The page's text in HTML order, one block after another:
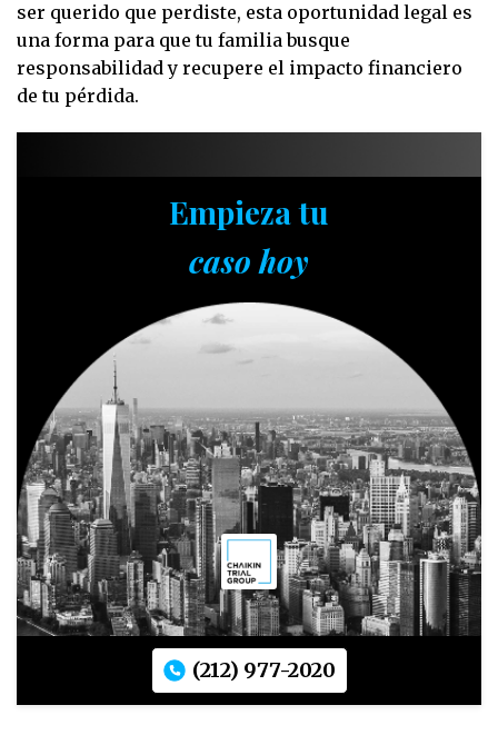
ser querido que perdiste, esta oportunidad legal es
una forma para que tu familia busque
responsabilidad y recupere el impacto financiero
de tu pérdida.
Empieza tu
caso hoy
(212) 977-2020